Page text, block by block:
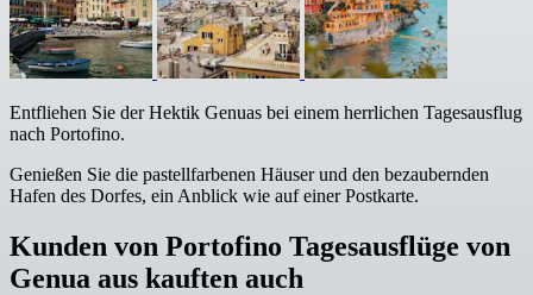
Entfliehen Sie der Hektik Genuas bei einem herrlichen Tagesausflug
nach Portofino.
Genießen Sie die pastellfarbenen Häuser und den bezaubernden
Hafen des Dorfes, ein Anblick wie auf einer Postkarte.
Kunden von Portofino Tagesausflüge von
Genua aus kauften auch